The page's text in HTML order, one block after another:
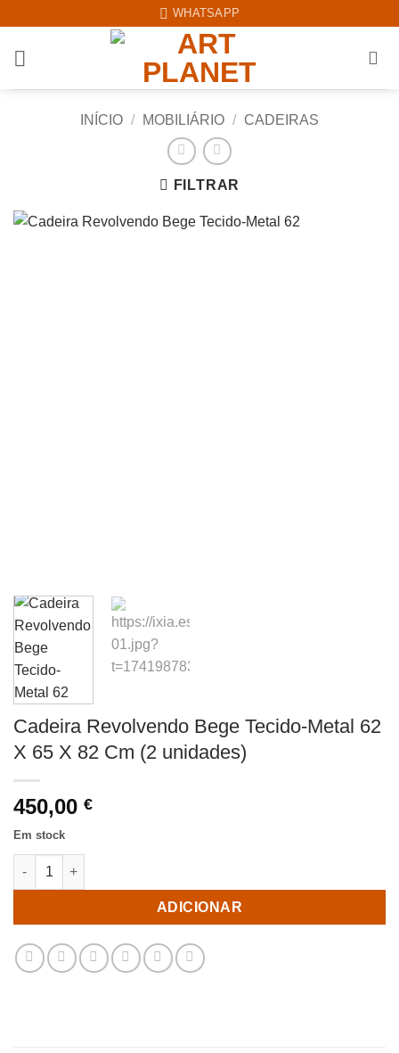
content
WHATSAPP
INÍCIO / MOBILIÁRIO / CADEIRAS
FILTRAR
Cadeira Revolvendo Bege Tecido-Metal 62
X 65 X 82 Cm (2 unidades)
450,00 €
Em stock
Quantidade de Cadeira Revolvendo Bege Tecido-Metal 62 X 65
ADICIONAR